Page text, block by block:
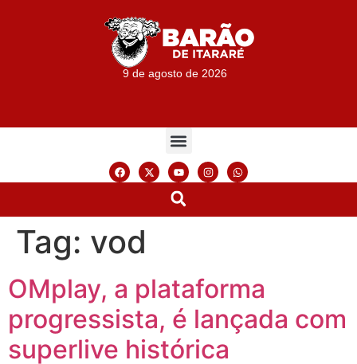
9 de agosto de 2026
Tag: vod
OMplay, a plataforma
progressista, é lançada com
superlive histórica